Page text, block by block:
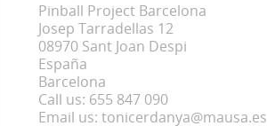
Pinball Project Barcelona
Josep Tarradellas 12
08970 Sant Joan Despi
España
Barcelona
Call us: 655 847 090
Email us: tonicerdanya@mausa.es